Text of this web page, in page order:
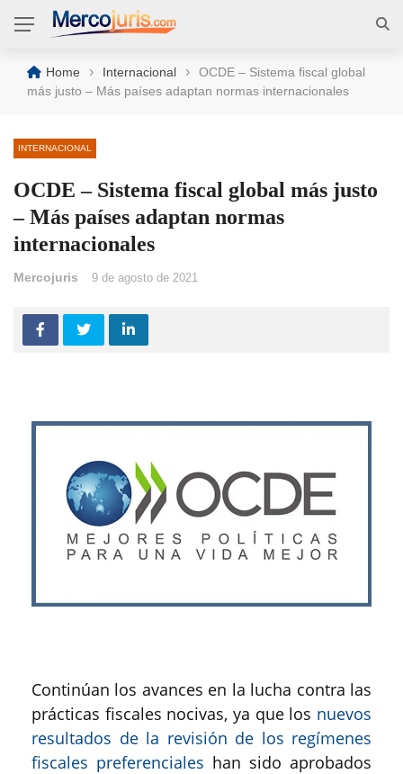
Home › Internacional ›
OCDE – Sistema fiscal global
más justo – Más países adaptan normas internacionales
INTERNACIONAL
OCDE – Sistema fiscal global más justo
– Más países adaptan normas
internacionales
Mercojuris 9 de agosto de 2021
Continúan los avances en la lucha contra las
prácticas fiscales nocivas, ya que los nuevos
resultados de la revisión de los regímenes
fiscales preferenciales han sido aprobados